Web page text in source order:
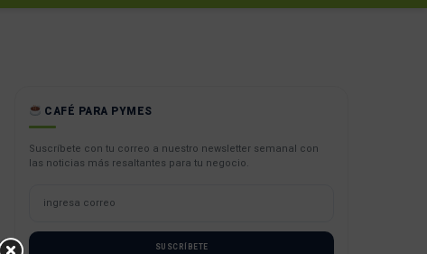
CAFÉ PARA PYMES
Suscríbete con tu correo a nuestro newsletter semanal con
las noticias más resaltantes para tu negocio.
SUSCRÍBETE